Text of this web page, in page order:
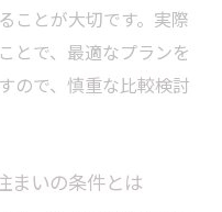
ことが大切です。実際
とで、最適なプランを
ので、慎重な比較検討
まいの条件とは